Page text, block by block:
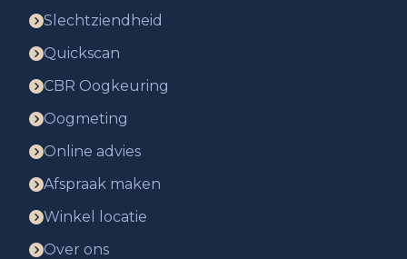
Slechtziendheid
Quickscan
CBR Oogkeuring
Oogmeting
Online advies
Afspraak maken
Winkel locatie
Over ons